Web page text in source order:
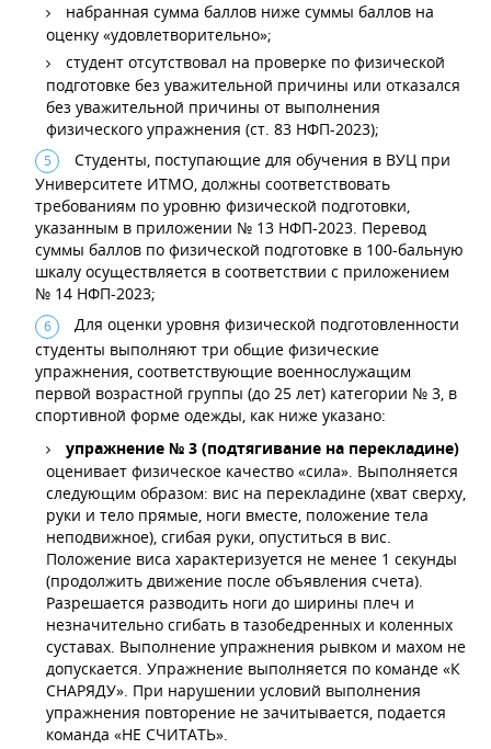
набранная сумма баллов ниже суммы баллов на
оценку «удовлетворительно»;
студент отсутствовал на проверке по физической
подготовке без уважительной причины или отказался
без уважительной причины от выполнения
физического упражнения (ст. 83 НФП-2023);
Студенты, поступающие для обучения в ВУЦ при
Университете ИТМО, должны соответствовать
требованиям по уровню физической подготовки,
указанным в приложении № 13 НФП-2023. Перевод
суммы баллов по физической подготовке в 100-бальную
шкалу осуществляется в соответствии с приложением
№ 14 НФП-2023;
Для оценки уровня физической подготовленности
студенты выполняют три общие физические
упражнения, соответствующие военнослужащим
первой возрастной группы (до 25 лет) категории № 3, в
спортивной форме одежды, как ниже указано:
упражнение № 3 (подтягивание на перекладине)
оценивает физическое качество «сила». Выполняется
следующим образом: вис на перекладине (хват сверху,
руки и тело прямые, ноги вместе, положение тела
неподвижное), сгибая руки, опуститься в вис.
Положение виса характеризуется не менее 1 секунды
(продолжить движение после объявления счета).
Разрешается разводить ноги до ширины плеч и
незначительно сгибать в тазобедренных и коленных
суставах. Выполнение упражнения рывком и махом не
допускается. Упражнение выполняется по команде «К
СНАРЯДУ». При нарушении условий выполнения
упражнения повторение не зачитывается, подается
команда «НЕ СЧИТАТЬ».